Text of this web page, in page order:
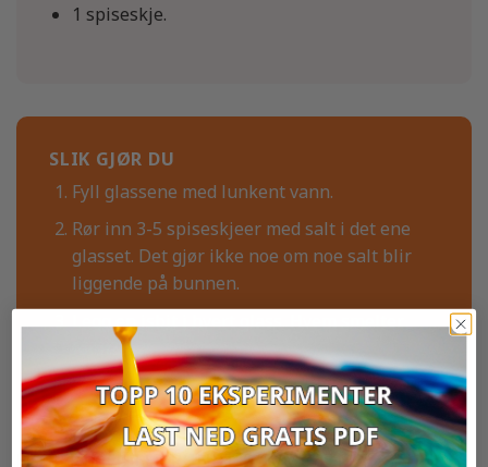
1 spiseskje.
SLIK GJØR DU
Fyll glassene med lunkent vann.
Rør inn 3-5 spiseskjeer med salt i det ene
glasset. Det gjør ikke noe om noe salt blir
liggende på bunnen.
Legg en isbit i hvert glass. Hvem smelter
først?
EKSPERIMENTER RUNDT SAMME TEMA